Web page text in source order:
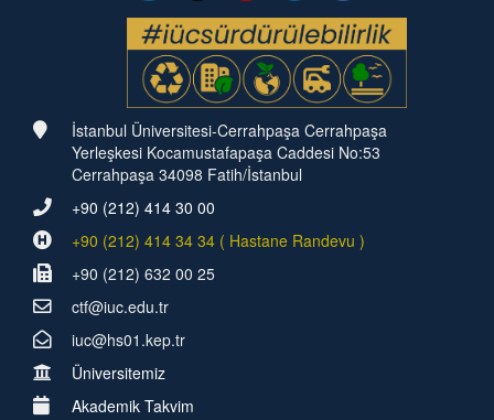
İstanbul Üniversitesi-Cerrahpaşa Cerrahpaşa
Yerleşkesi Kocamustafapaşa Caddesi No:53
Cerrahpaşa 34098 Fatih/İstanbul
+90 (212) 414 30 00
+90 (212) 414 34 34 ( Hastane Randevu )
+90 (212) 632 00 25
ctf@iuc.edu.tr
iuc@hs01.kep.tr
Üniversitemiz
Akademik Takvim